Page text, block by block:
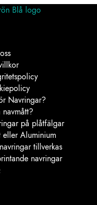
Navringar?
navmått?
på plåtfälgar
eller Aluminium
tillverkas
navringar